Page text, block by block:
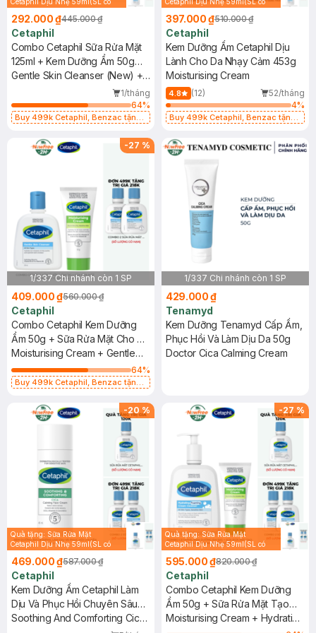
292.000 ₫445.000 ₫
Cetaphil
Combo Cetaphil Sữa Rửa Mặt
125ml + Kem Dưỡng Ẩm 50g
Dịu Lành Cho Da Nhạy Cảm
Gentle Skin Cleanser (New) +
1/tháng
64%
Buy 499k Cetaphil, Benzac tặng
397.000 ₫510.000 ₫
Cetaphil
Kem Dưỡng Ẩm Cetaphil Dịu
Lành Cho Da Nhạy Cảm 453g
Moisturising Cream
4.8 (12)
52/tháng
4%
Buy 499k Cetaphil, Benzac tặng
hạn)
-27 %
1/337 Chi nhánh còn 1 SP
409.000 ₫560.000 ₫
Cetaphil
Combo Cetaphil Kem Dưỡng
Ẩm 50g + Sữa Rửa Mặt Cho Da
Nhạy Cảm 250ml (Mới)
Moisturising Cream + Gentle
Skin Cleanser (New)
64%
Buy 499k Cetaphil, Benzac tặng
1/337 Chi nhánh còn 1 SP
429.000 ₫
Tenamyd
Kem Dưỡng Tenamyd Cấp Ẩm,
Phục Hồi Và Làm Dịu Da 50g
Doctor Cica Calming Cream
-20 %
Quà tặng: Sữa Rửa Mặt
Cetaphil Dịu Nhẹ 59ml(SL có
469.000 ₫587.000 ₫
Cetaphil
Kem Dưỡng Ẩm Cetaphil Làm
Dịu Và Phục Hồi Chuyên Sâu
45ml
Soothing And Comforting Cica
-27 %
Quà tặng: Sữa Rửa Mặt
Cetaphil Dịu Nhẹ 59ml(SL có
595.000 ₫820.000 ₫
Cetaphil
Combo Cetaphil Kem Dưỡng
Ẩm 50g + Sữa Rửa Mặt Tạo
Bọt Cho Da Nhạy Cảm 473ml
Moisturising Cream + Hydrating